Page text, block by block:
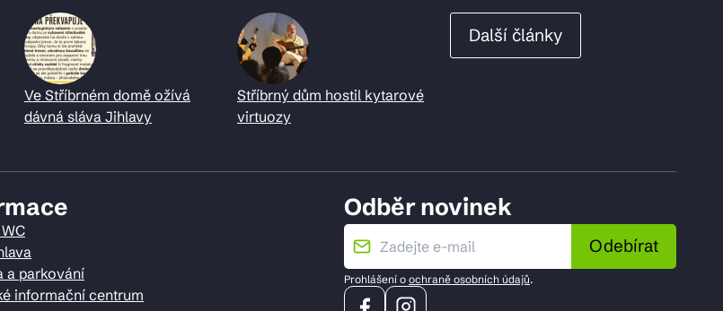
Ve Stříbrném domě ožívá
dávná sláva Jihlavy
Stříbrný dům hostil kytarové
virtuozy
Další články
a parkování
informační centrum
Odběr novinek
Odebírat
Prohlášení o ochraně osobních údajů.